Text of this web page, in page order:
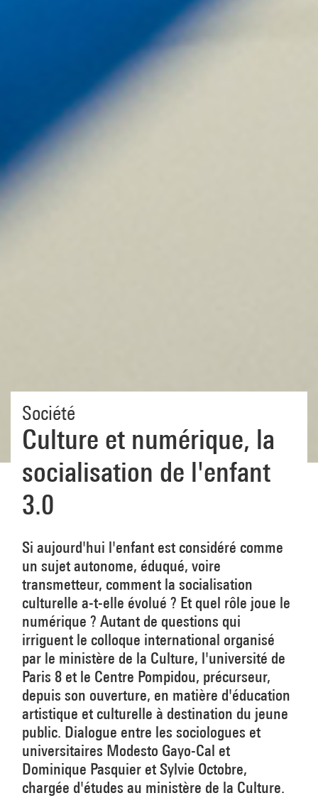
Société
Culture et numérique, la
socialisation de l'enfant
3.0
Si aujourd'hui l'enfant est considéré comme
un sujet autonome, éduqué, voire
transmetteur, comment la socialisation
culturelle a-t-elle évolué ? Et quel rôle joue le
numérique ? Autant de questions qui
irriguent le colloque international organisé
par le ministère de la Culture, l'université de
Paris 8 et le Centre Pompidou, précurseur,
depuis son ouverture, en matière d'éducation
artistique et culturelle à destination du jeune
public. Dialogue entre les sociologues et
universitaires Modesto Gayo-Cal et
Dominique Pasquier et Sylvie Octobre,
chargée d'études au ministère de la Culture.